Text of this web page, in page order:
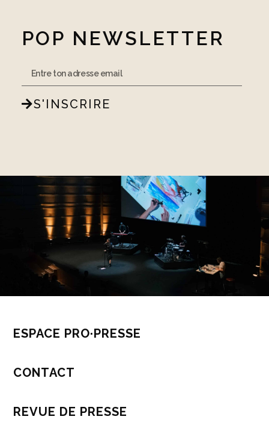
POP NEWSLETTER
S'INSCRIRE
ESPACE PRO·PRESSE
CONTACT
REVUE DE PRESSE